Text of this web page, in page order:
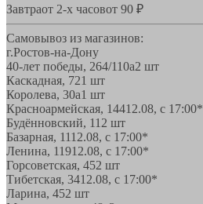
Завтраот 2-х часовот 90 ₽
Самовывоз из магазинов:
г.Ростов-на-Дону
40-лет победы, 264/110а2 шт
Каскадная, 721 шт
Королева, 30а1 шт
Красноармейская, 14412.08, с 17:00*
Будённовский, 11 2 шт
Базарная, 1112.08, с 17:00*
Ленина, 11912.08, с 17:00*
Горсоветская, 452 шт
Тибетская, 3412.08, с 17:00*
Ларина, 452 шт